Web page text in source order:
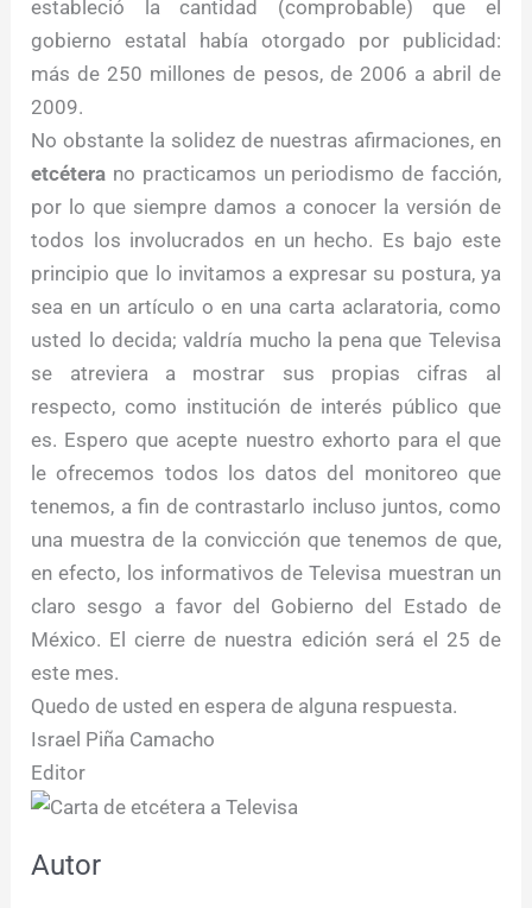
estableció la cantidad (comprobable) que el
gobierno estatal había otorgado por publicidad:
más de 250 millones de pesos, de 2006 a abril de
2009.
No obstante la solidez de nuestras afirmaciones, en
etcétera no practicamos un periodismo de facción,
por lo que siempre damos a conocer la versión de
todos los involucrados en un hecho. Es bajo este
principio que lo invitamos a expresar su postura, ya
sea en un artículo o en una carta aclaratoria, como
usted lo decida; valdría mucho la pena que Televisa
se atreviera a mostrar sus propias cifras al
respecto, como institución de interés público que
es. Espero que acepte nuestro exhorto para el que
le ofrecemos todos los datos del monitoreo que
tenemos, a fin de contrastarlo incluso juntos, como
una muestra de la convicción que tenemos de que,
en efecto, los informativos de Televisa muestran un
claro sesgo a favor del Gobierno del Estado de
México. El cierre de nuestra edición será el 25 de
este mes.
Quedo de usted en espera de alguna respuesta.
Israel Piña Camacho
Editor
Autor